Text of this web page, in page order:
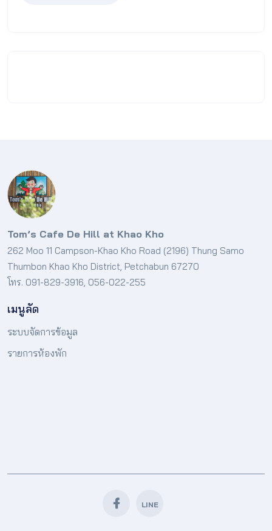
Tom’s Cafe De Hill at Khao Kho
262 Moo 11 Campson-Khao Kho Road (2196) Thung Samo
Thumbon Khao Kho District, Petchabun 67270
โทร. 091-829-3916, 056-022-255
เมนูลัด
ระบบจัดการข้อมูล
รายการห้องพัก
LINE